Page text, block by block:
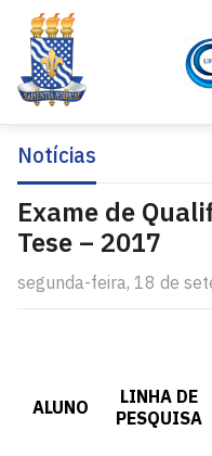
Notícias
Exame de
Tese – 2017
segunda-feira, 18 de
ALUNO
LINHA DE
PESQUISA